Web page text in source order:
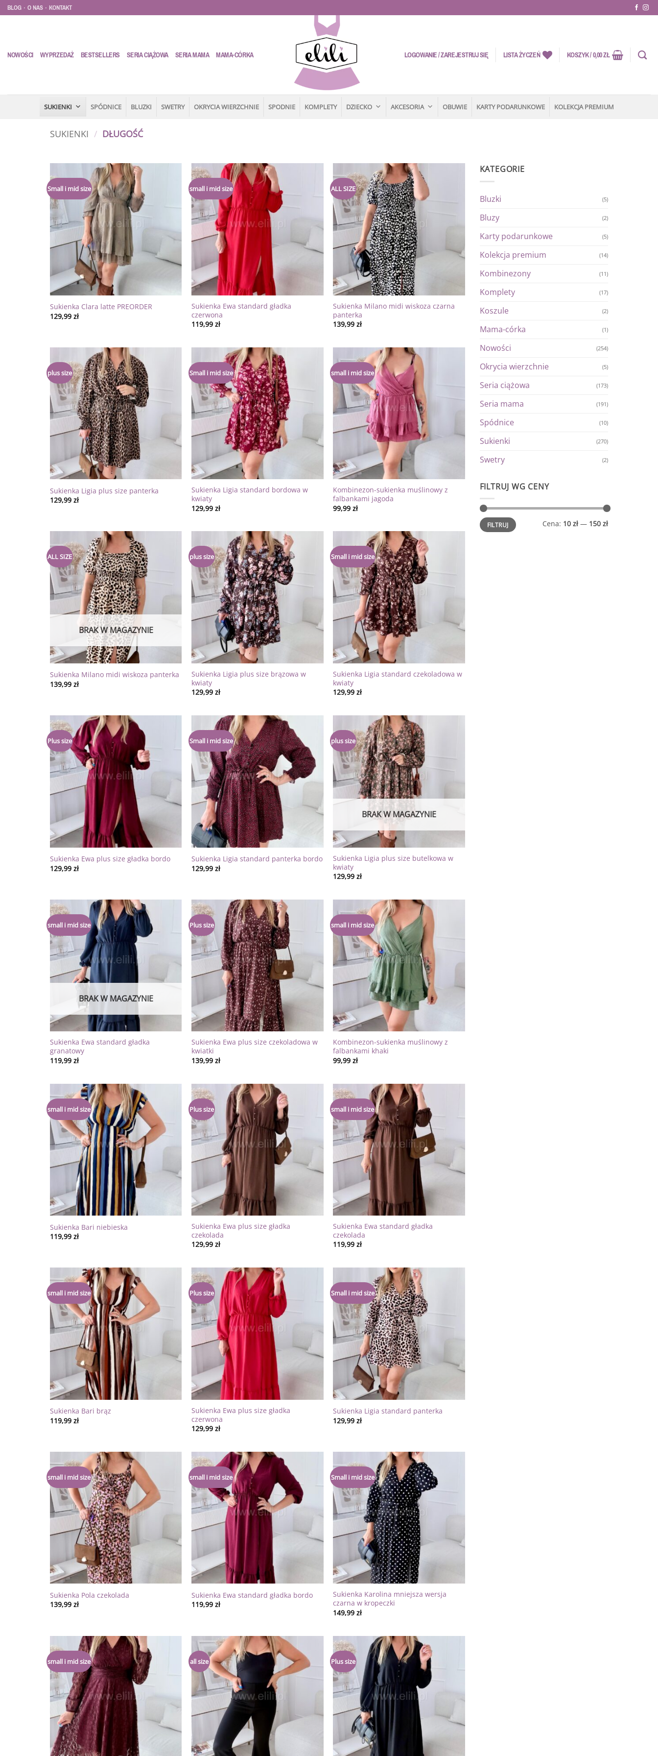
Przewiń
do
BLOG . O NAS . KONTAKT
NOWOŚCI WYPRZEDAŻ BESTSELLERS SERIA CIĄŻOWA SERIA MAMA MAMA-CÓRKA LOGOWANIE / ZAREJESTRUJ SIĘ LISTA ŻYCZEŃ KOSZYK /0,00ZŁ
SUKIENKI SPÓDNICE BLUZKI SWETRY OKRYCIA WIERZCHNIE SPODNIE KOMPLETY DZIECKO AKCESORIA OBUWIE KARTY PODARUNKOWE KOLEKCJA PREMIUM
SUKIENKI / DŁUGOŚĆ
Small i mid size
życzeń
Sukienka Clara latte PREORDER
129,99 zł
small i mid size
Sukienka Ewa standard gładka
czerwona
119,99 zł
ALL SIZE
Sukienka Milano midi wiskoza czarna
panterka
139,99zł
plus size
życzeń
Sukienka Ligia plus size panterka
129,99 zł
Small i mid size
życzeń
Sukienka Ligia standard bordowa w
kwiaty
129,99 zł
small i mid size
Kombinezon-sukienka muślinowy z
falbankami jagoda
99,99zł
ALL SIZE
BRAK W MAGAZYNIE
Sukienka Milano midi wiskoza panterka
139,99 zł
plus size
życzeń
Sukienka Ligia plus size brązowa w
kwiaty
129,99 zł
Small i mid size
Sukienka Ligia standard czekoladowa w
kwiaty
129,99zł
Plus size
Sukienka Ewa plus size gładka bordo
129,99 zł
Small i mid size
Dodaj
do
listy
życzeń
Sukienka Ligia standard panterka bordo
129,99 zł
plus size
życzeń
BRAK W MAGAZYNIE
Sukienka Ligia plus size butelkowa w
kwiaty
129,99zł
small i mid size
życzeń
BRAK W MAGAZYNIE
Sukienka Ewa standard gładka
granatowy
119,99 zł
Plus size
życzeń
Sukienka Ewa plus size czekoladowa w
kwiatki
139,99 zł
small i mid size
Kombinezon-sukienka muślinowy z
falbankami khaki
99,99zł
small i mid size
listy
życzeń
Sukienka Bari niebieska
119,99 zł
Plus size
Sukienka Ewa plus size gładka
czekolada
129,99 zł
small i mid size
życzeń
Sukienka Ewa standard gładka
czekolada
119,99zł
small i mid size
listy
życzeń
Sukienka Bari brąz
119,99 zł
Plus size
Sukienka Ewa plus size gładka
czerwona
129,99 zł
Small i mid size
Sukienka Ligia standard panterka
129,99zł
small i mid size
listy
życzeń
Sukienka Pola czekolada
139,99 zł
small i mid size
listy
życzeń
Sukienka Ewa standard gładka bordo
119,99 zł
Small i mid size
Sukienka Karolina mniejsza wersja
czarna w kropeczki
149,99zł
small i mid size all size
Dodaj
do
życzeń
Plus size
KATEGORIE
Bluzki (5)
Bluzy (2)
Karty podarunkowe (5)
Kolekcja premium (14)
Kombinezony (11)
Komplety (17)
Koszule (2)
Mama-córka (1)
Nowości (254)
Okrycia wierzchnie (5)
Seria ciążowa (173)
Seria mama (191)
Spódnice (10)
Sukienki (270)
Swetry (2)
FILTRUJ WG CENY
Cena
min.
Cena
maks.FILTRUJ Cena: 10 zł — 150 zł